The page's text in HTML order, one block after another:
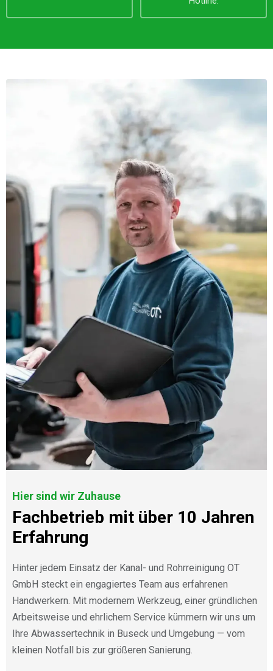
Hier sind wir Zuhause
Fachbetrieb mit über 10 Jahren
Erfahrung
Hinter jedem Einsatz der Kanal- und Rohrreinigung OT
GmbH steckt ein engagiertes Team aus erfahrenen
Handwerkern. Mit modernem Werkzeug, einer gründlichen
Arbeitsweise und ehrlichem Service kümmern wir uns um
Ihre Abwassertechnik in Buseck und Umgebung — vom
kleinen Notfall bis zur größeren Sanierung.